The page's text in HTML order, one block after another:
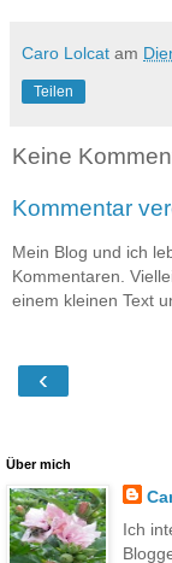
Caro Lolcat am
Teilen
Keine
Kommentar
Mein Blog und ich
Kommentaren.
einem kleinen Text
‹
Über mich
Ich